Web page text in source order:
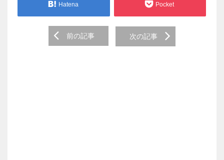
Hatena Pocket
navigation
前の記事 次の記事